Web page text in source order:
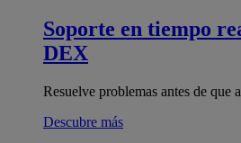
Soporte en tiempo
DEX
Resuelve problemas antes de que
Descubre más